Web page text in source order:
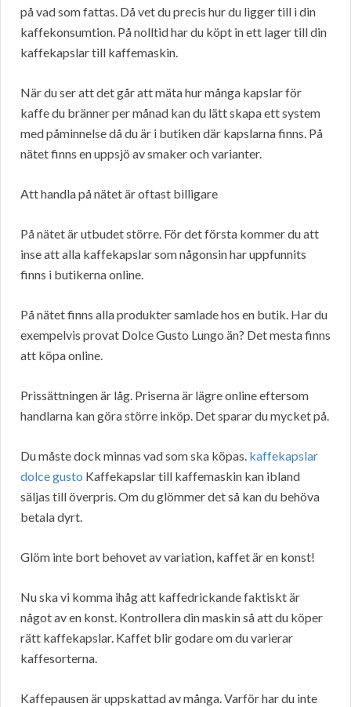
på vad som fattas. Då vet du precis hur du ligger till i din
kaffekonsumtion. På nolltid har du köpt in ett lager till din
kaffekapslar till kaffemaskin.
När du ser att det går att mäta hur många kapslar för
kaffe du bränner per månad kan du lätt skapa ett system
med påminnelse då du är i butiken där kapslarna finns. På
nätet finns en uppsjö av smaker och varianter.
Att handla på nätet är oftast billigare
På nätet är utbudet större. För det första kommer du att
inse att alla kaffekapslar som någonsin har uppfunnits
finns i butikerna online.
På nätet finns alla produkter samlade hos en butik. Har du
exempelvis provat Dolce Gusto Lungo än? Det mesta finns
att köpa online.
Prissättningen är låg. Priserna är lägre online eftersom
handlarna kan göra större inköp. Det sparar du mycket på.
Du måste dock minnas vad som ska köpas. kaffekapslar
dolce gusto Kaffekapslar till kaffemaskin kan ibland
säljas till överpris. Om du glömmer det så kan du behöva
betala dyrt.
Glöm inte bort behovet av variation, kaffet är en konst!
Nu ska vi komma ihåg att kaffedrickande faktiskt är
något av en konst. Kontrollera din maskin så att du köper
rätt kaffekapslar. Kaffet blir godare om du varierar
kaffesorterna.
Kaffepausen är uppskattad av många. Varför har du inte